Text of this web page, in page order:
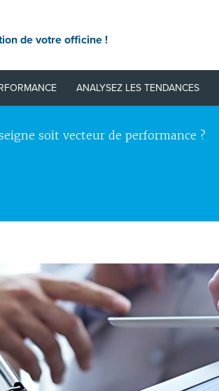
de votre officine !
ANALYSEZ LES TENDANCES
soit vecteur de performance ?